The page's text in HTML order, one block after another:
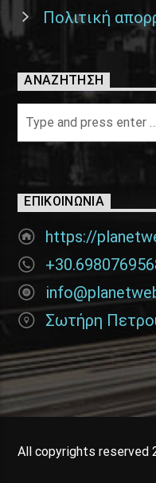
Πολιτική
ΑΝΑΖΉΤΗΣΗ
ΕΠΙΚΟΙΝΩΝΊΑ
https://
Σωτήρη
All copyrights reserved